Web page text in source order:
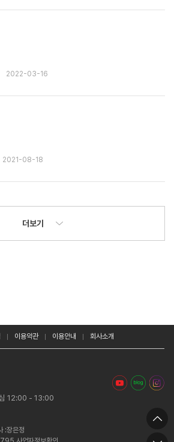
2022-03-16
2021-08-18
더보기
이용약관 이용안내 회사소개
12:00 - 13:00
:장은정